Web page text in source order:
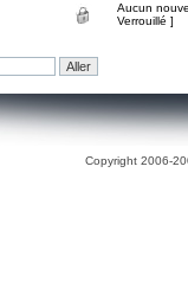
Aucun
Verrouillé ]
Copyright 2006-